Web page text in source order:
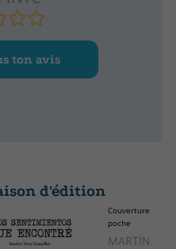
ton avis
d'édition
Couverture
poche
MARTÍNEZ